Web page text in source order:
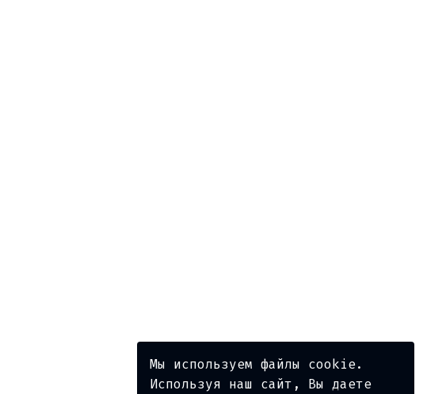
Мы используем файлы cookie.
Используя наш сайт, Вы даете